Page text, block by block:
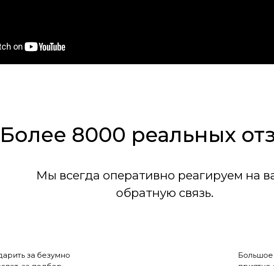
Более 8000 реальных
Мы всегда оперативно реагируем на
обратную связь.
за безумно
Большое